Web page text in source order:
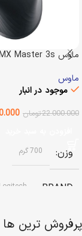
ماوس Logitech MX Master 3s
ماوس
موجود در انبار
22.000.000تومان
وزن 700 گرم
BRAND
Logitech
نوع باتری
پرفروش ترین